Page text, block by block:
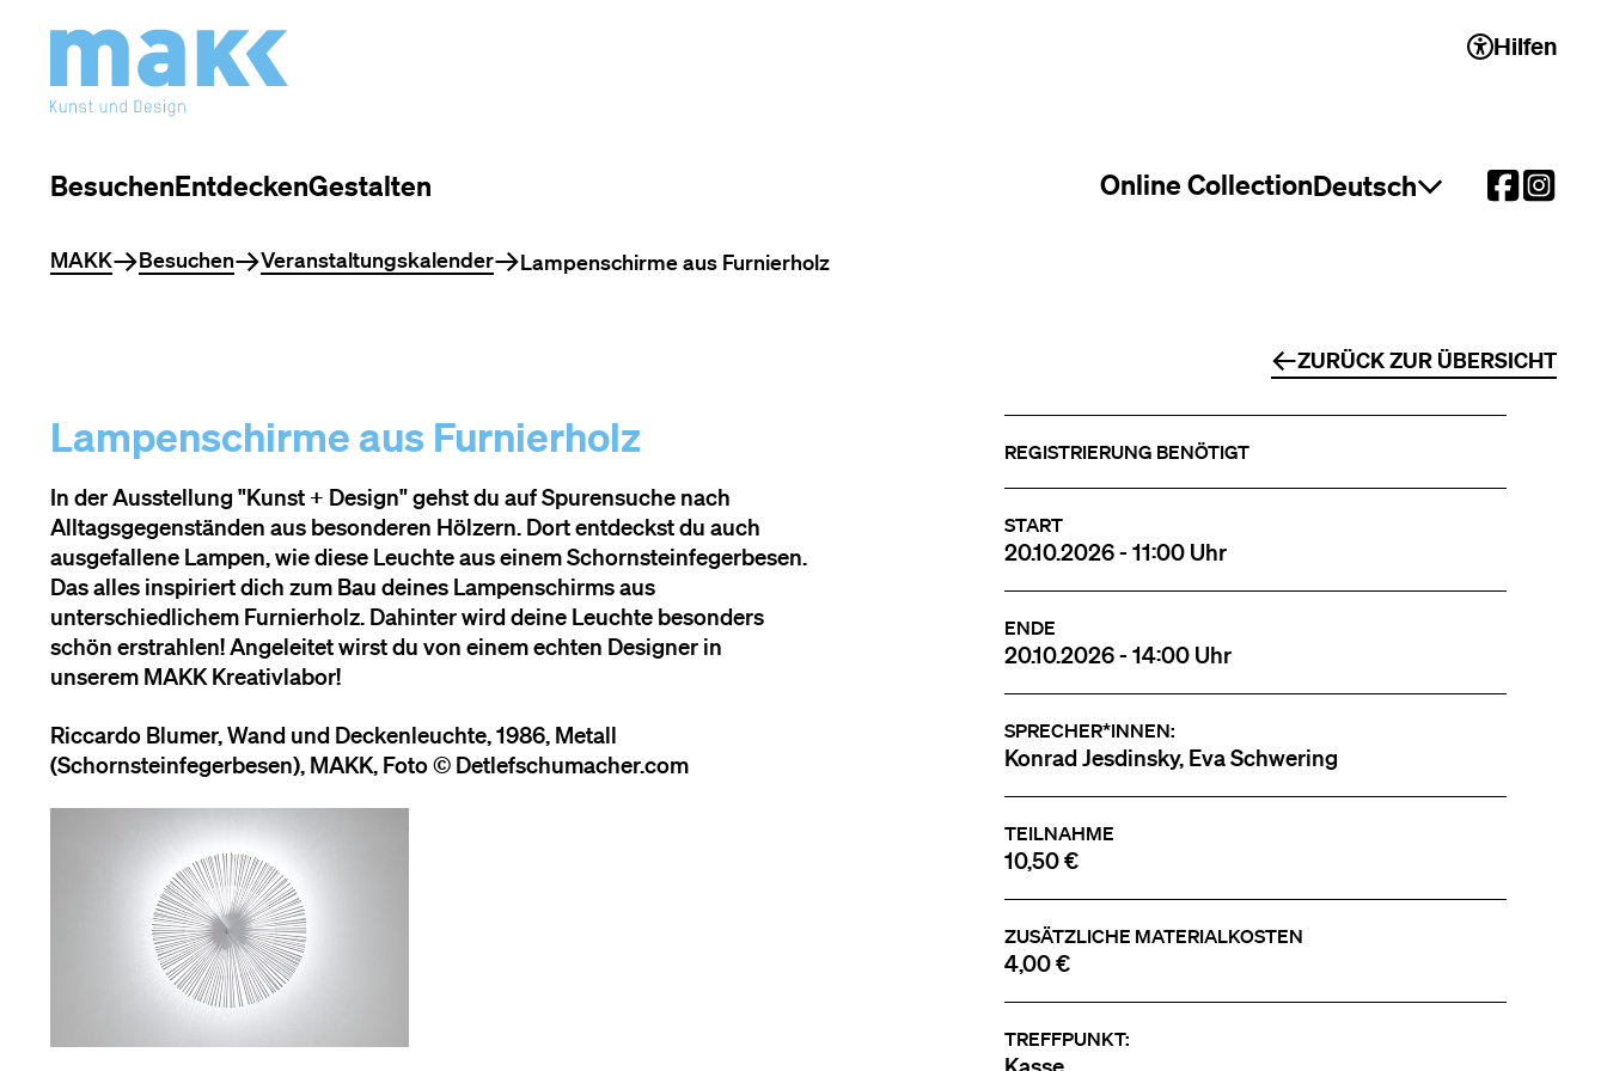
Hilfen
BesuchenEntdeckenGestalten Online CollectionSprachauswahl öffnen
Deutsch
Sie befinden sich hier
MAKK Besuchen Veranstaltungskalender Lampenschirme aus Furnierholz
ZURÜCK ZUR ÜBERSICHT
Lampenschirme aus Furnierholz
In der Ausstellung "Kunst + Design" gehst du auf Spurensuche nach
Alltagsgegenständen aus besonderen Hölzern. Dort entdeckst du auch
ausgefallene Lampen, wie diese Leuchte aus einem Schornsteinfegerbesen.
Das alles inspiriert dich zum Bau deines Lampenschirms aus
unterschiedlichem Furnierholz. Dahinter wird deine Leuchte besonders
schön erstrahlen! Angeleitet wirst du von einem echten Designer in
unserem MAKK Kreativlabor!
Riccardo Blumer, Wand und Deckenleuchte, 1986, Metall
(Schornsteinfegerbesen), MAKK, Foto © Detlefschumacher.com
REGISTRIERUNG BENÖTIGT
START
20.10.2026 - 11:00 Uhr
ENDE
20.10.2026 - 14:00 Uhr
SPRECHER*INNEN:
Konrad Jesdinsky, Eva Schwering
TEILNAHME
10,50 €
ZUSÄTZLICHE MATERIALKOSTEN
4,00 €
TREFFPUNKT: